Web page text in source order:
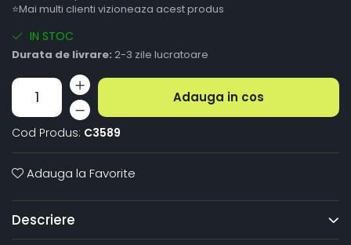
⭐Mai multi clienti vizioneaza acest produs
IN STOC
Durata de livrare: 2-3 zile lucratoare
Adauga in cos
Cod Produs: C3589
Adauga la Favorite
Descriere